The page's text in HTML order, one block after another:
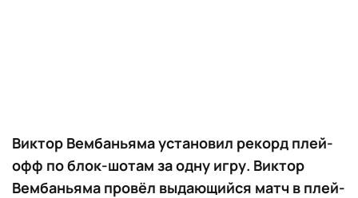
Виктор Вембаньяма установил рекорд плей-
офф по блок-шотам за одну игру. Виктор
Вембаньяма провёл выдающийся матч в плей-